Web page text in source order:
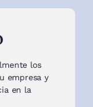
los
empresa y
en la